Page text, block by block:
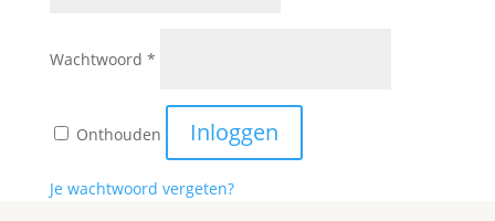
Wachtwoord *
Onthouden Inloggen
Je wachtwoord vergeten?